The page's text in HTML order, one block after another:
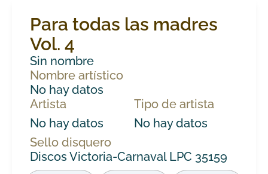
Para todas las madres
Vol. 4
Sin nombre
Nombre artístico
No hay datos
Artista
No hay datos
Tipo de artista
No hay datos
Sello disquero
Discos Victoria-Carnaval LPC 35159